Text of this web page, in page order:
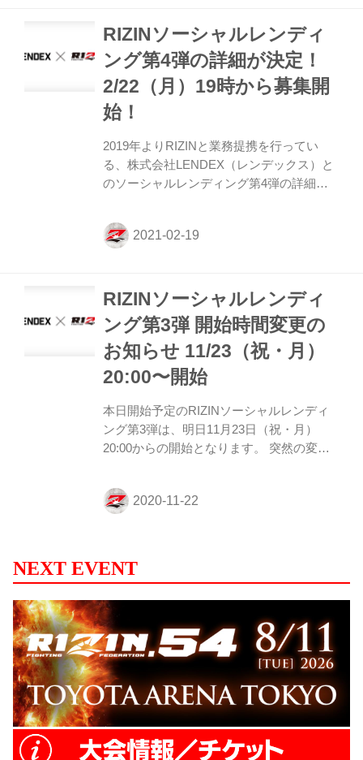
行われ、いずれも募集開始後すぐに満額に
達成している。 第5弾となる今回は、本日4
月19日（月）20時より募集がスタート！応
募には、事前にLENDEXでの口座開設が必
要となっているため、ご興味のある方は是
非、事前に口座開設を済ませておこう！
RIZINソーシャルレ...
RIZINソーシャルレンディ
ング第4弾の詳細が決定！
2/22（月）19時から募集開
始！
2019年よりRIZINと業務提携を行ってい
る、株式会社LENDEX（レンデックス）と
のソーシャルレンディング第4弾の詳細が
昨今注目を集める「資金を必要とする事業
者とお金を運用したい投資家とをマッチン
第2弾と第3弾も、募集開始後すぐに満額に
達成している。 第4弾の募集開始は2月22日
（月）19時からの予定だ！応募には、事前
にLENDEXでの口座開設が必要となってい
る。ご興味のある方は事前に口座開設を済
ませよう！ LENDEXファンド情報:RIZINフ
ァンド 4...
RIZINソーシャルレンディ
ング第3弾 開始時間変更の
お知らせ 11/23（祝・月）
20:00〜開始
本日開始予定のRIZINソーシャルレンディ
ング第3弾は、明日11月23日（祝・月）
20:00からの開始となります。 突然の変更
お願いいたします。 RIZINソーシャルレン
ディング第3弾 概要 ファンド概要 RIZIN.26
（日）12:00〜 変更後：11月23日（祝・
月）20:00〜 ※応募には事前の口座開設が
必要です。 ※投資家登録には5日程度掛か
りますので、お早めにご登録をお済ませ下
さい。 LENDEX新規登録キャンペーン
LENDEX新規登録キャンペ...
NEXT EVENT